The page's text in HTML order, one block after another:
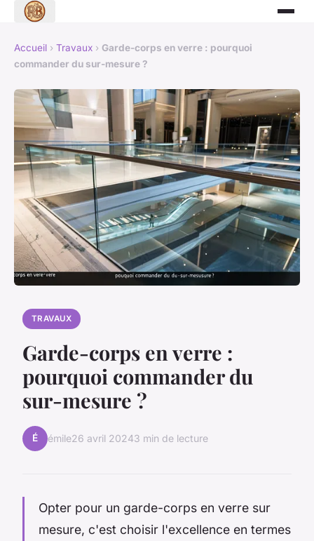
Accueil › Travaux › Garde-corps en verre : pourquoi
commander du sur-mesure ?
TRAVAUX
Garde-corps en verre :
pourquoi commander du
sur-mesure ?
É émile26 avril 20243 min de lecture
Opter pour un garde-corps en verre sur
mesure, c'est choisir l'excellence en termes